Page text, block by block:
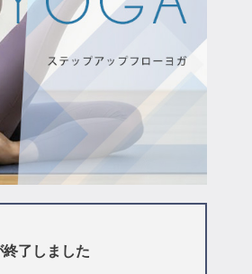
たっての同意書
かわる表示
リシー
了しました